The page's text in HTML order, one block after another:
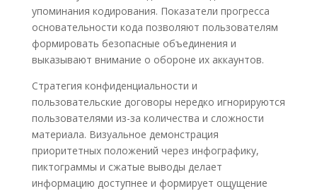
упоминания кодирования. Показатели прогресса
основательности кода позволяют пользователям
формировать безопасные объединения и
выказывают внимание о обороне их аккаунтов.
Стратегия конфиденциальности и
пользовательские договоры нередко игнорируются
пользователями из-за количества и сложности
материала. Визуальное демонстрация
приоритетных положений через инфографику,
пиктограммы и сжатые выводы делает
информацию доступнее и формирует ощущение